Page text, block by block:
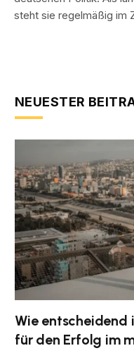
steht sie regelmäßig im
NEUESTER
Wie entscheidend
für den Erfolg im